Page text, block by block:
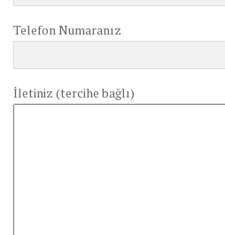
Telefon Numaranız
İletiniz (tercihe bağlı)